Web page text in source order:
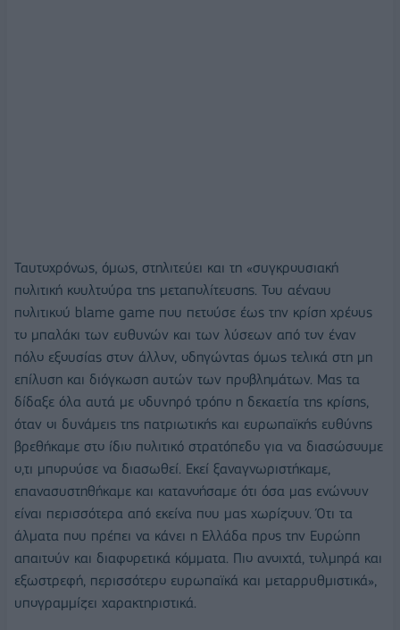
Ταυτοχρόνως, όμως, στηλιτεύει και τη «συγκρουσιακή
πολιτική κουλτούρα της μεταπολίτευσης. Του αέναου
πολιτικού blame game που πετούσε έως την κρίση χρέους
το μπαλάκι των ευθυνών και των λύσεων από τον έναν
πόλο εξουσίας στον άλλον, οδηγώντας όμως τελικά στη μη
επίλυση και διόγκωση αυτών των προβλημάτων. Μας τα
δίδαξε όλα αυτά με οδυνηρό τρόπο η δεκαετία της κρίσης,
όταν οι δυνάμεις της πατριωτικής και ευρωπαϊκής ευθύνης
βρεθήκαμε στο ίδιο πολιτικό στρατόπεδο για να διασώσουμε
ο,τι μπορούσε να διασωθεί. Εκεί ξαναγνωριστήκαμε,
επανασυστηθήκαμε και κατανοήσαμε ότι όσα μας ενώνουν
είναι περισσότερα από εκείνα που μας χωρίζουν. Ότι τα
άλματα που πρέπει να κάνει η Ελλάδα προς την Ευρώπη
απαιτούν και διαφορετικά κόμματα. Πιο ανοιχτά, τολμηρά και
εξωστρεφή, περισσότερο ευρωπαϊκά και μεταρρυθμιστικά»,
υπογραμμίζει χαρακτηριστικά.